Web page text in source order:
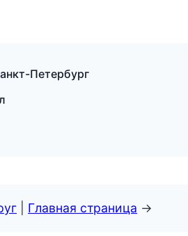
Петербург
Главная страница →